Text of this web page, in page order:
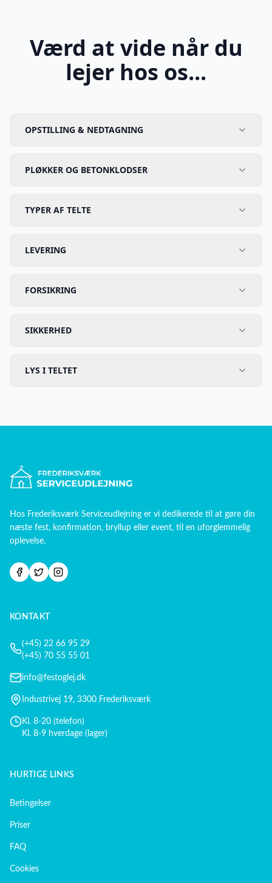
Værd at vide når du
lejer hos os...
OPSTILLING & NEDTAGNING
PLØKKER OG BETONKLODSER
TYPER AF TELTE
LEVERING
FORSIKRING
SIKKERHED
LYS I TELTET
Hos Frederiksværk Serviceudlejning er vi dedikerede til at gøre din
næste fest, konfirmation, bryllup eller event, til en uforglemmelig
oplevelse.
KONTAKT
(+45) 22 66 95 29
(+45) 70 55 55 01
info@festoglej.dk
Industrivej 19, 3300 Frederiksværk
Kl. 8-20 (telefon)
Kl. 8-9 hverdage (lager)
HURTIGE LINKS
Betingelser
Priser
FAQ
Cookies